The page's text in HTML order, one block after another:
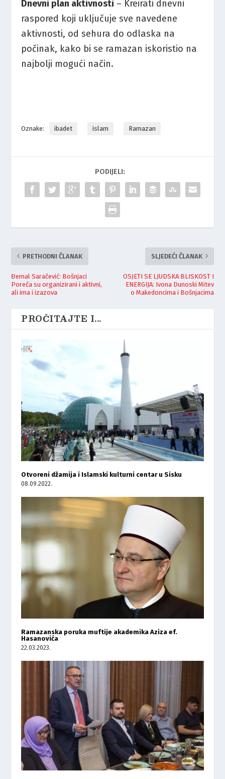
Dnevni plan aktivnosti – Kreirati dnevni
raspored koji uključuje sve navedene
aktivnosti, od sehura do odlaska na
počinak, kako bi se ramazan iskoristio na
najbolji mogući način.
Oznake: ibadet islam Ramazan
PODIJELI:
PRETHODNI ČLANAK
Đemal Saračević: Bošnjaci
Poreča su organizirani i aktivni,
ali ima i izazova
SLJEDEĆI ČLANAK
OSJETI SE LJUDSKA BLISKOST I
ENERGIJA: Ivona Dunoski Mitev
o Makedoncima i Bošnjacima
PROČITAJTE I...
Otvoreni džamija i Islamski kulturni centar u Sisku
08.09.2022.
Ramazanska poruka muftije akademika Aziza ef.
Hasanovića
22.03.2023.